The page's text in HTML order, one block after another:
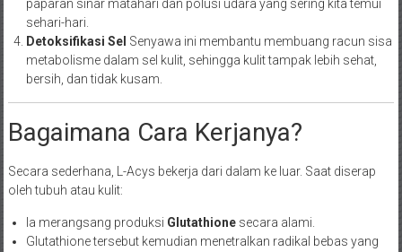
paparan sinar matahari dan polusi udara yang sering kita temui
sehari-hari.
Detoksifikasi Sel Senyawa ini membantu membuang racun sisa
metabolisme dalam sel kulit, sehingga kulit tampak lebih sehat,
bersih, dan tidak kusam.
Bagaimana Cara Kerjanya?
Secara sederhana, L-Acys bekerja dari dalam ke luar. Saat diserap
oleh tubuh atau kulit:
Ia merangsang produksi Glutathionesecara alami.
Glutathione tersebut kemudian menetralkan radikal bebas yang